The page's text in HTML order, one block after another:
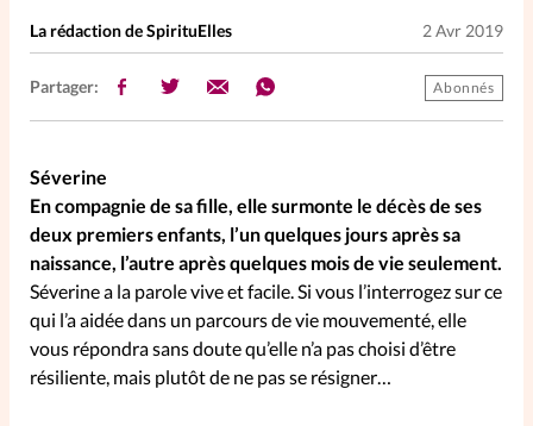
PersonnElles
RelationnElles
Shopping Spi
Si(x) simple de...
SpirituElles
Vive la famille
La rédaction de SpirituElles 2 Avr 2019
Partager: Abonnés
Séverine
En compagnie de sa fille, elle surmonte le décès de ses
deux premiers enfants, l’un quelques jours après sa
naissance, l’autre après quelques mois de vie seulement.
Séverine a la parole vive et facile. Si vous l’interrogez sur ce
qui l’a aidée dans un parcours de vie mouvementé, elle
vous répondra sans doute qu’elle n’a pas choisi d’être
résiliente, mais plutôt de ne pas se résigner…